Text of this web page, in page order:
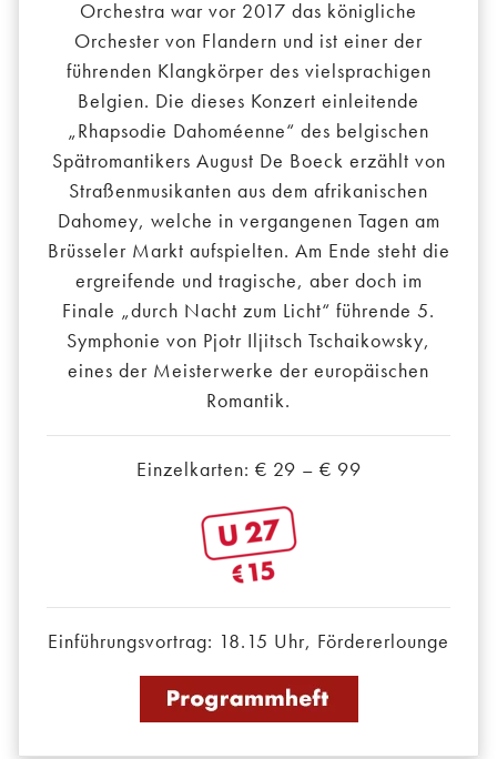
Orchestra war vor 2017 das königliche
Orchester von Flandern und ist einer der
führenden Klangkörper des vielsprachigen
Belgien. Die dieses Konzert einleitende
„Rhapsodie Dahoméenne“ des belgischen
Spätromantikers August De Boeck erzählt von
Straßenmusikanten aus dem afrikanischen
Dahomey, welche in vergangenen Tagen am
Brüsseler Markt aufspielten. Am Ende steht die
ergreifende und tragische, aber doch im
Finale „durch Nacht zum Licht“ führende 5.
Symphonie von Pjotr Iljitsch Tschaikowsky,
eines der Meisterwerke der europäischen
Romantik.
Einzelkarten: € 29 – € 99
Einführungsvortrag: 18.15 Uhr, Fördererlounge